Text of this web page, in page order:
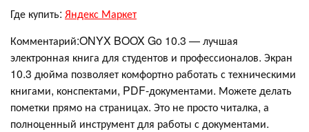
Где купить: Яндекс Маркет
Комментарий:ONYX BOOX Go 10.3 — лучшая
электронная книга для студентов и профессионалов. Экран
10.3 дюйма позволяет комфортно работать с техническими
книгами, конспектами, PDF-документами. Можете делать
пометки прямо на страницах. Это не просто читалка, а
полноценный инструмент для работы с документами.